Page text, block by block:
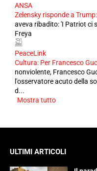
ANSA
Zelensky risponde a
aveva ribadito: 'I Patriot ci
Freya
PeaceLink
Cultura: Per Francesco
nonviolente, Francesco
l'osservatore acuto della
d...
Mostra tutto
ULTIMI ARTICOLI